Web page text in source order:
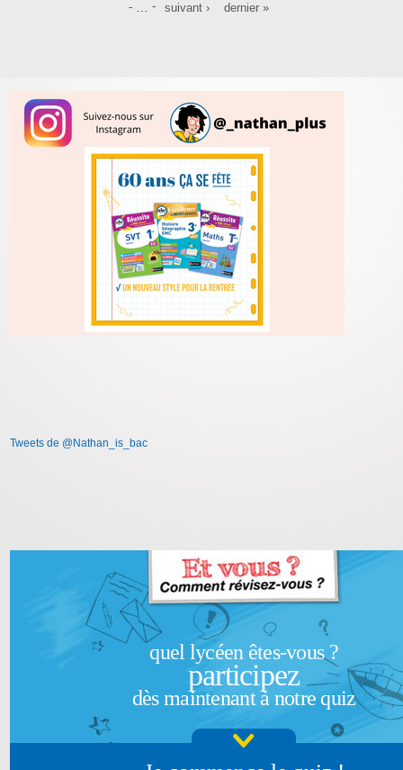
suivant › dernier »
Tweets de @Nathan_is_bac
quel lycéen êtes-vous ?
participez
dès maintenant à notre quiz